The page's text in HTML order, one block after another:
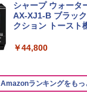
シャープ ウォータ
AX-XJ1-B ブラッ
クション トースト
￥44,800
Amazonランキングをもっ